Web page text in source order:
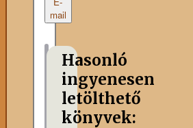
mail
Hasonló
ingyenesen
letölthető
könyvek: